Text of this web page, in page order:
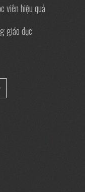
viên hiệu quả
giáo dục